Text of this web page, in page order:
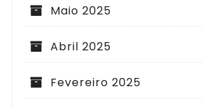
Maio 2025
Abril 2025
Fevereiro 2025